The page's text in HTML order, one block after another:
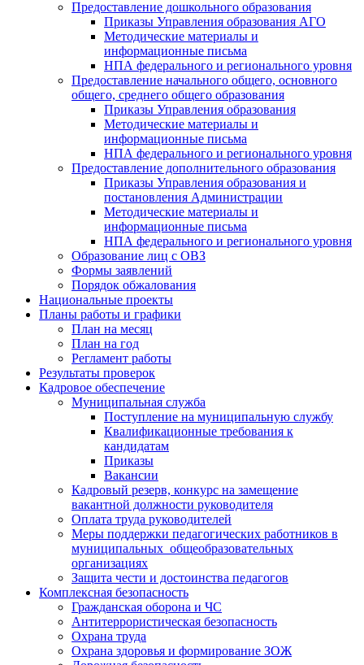
Предоставление дошкольного образования
Приказы Управления образования АГО
Методические материалы и
информационные письма
НПА федерального и регионального уровня
Предоставление начального общего, основного
общего, среднего общего образования
Приказы Управления образования
Методические материалы и
информационные письма
НПА федерального и регионального уровня
Предоставление дополнительного образования
Приказы Управления образования и
постановления Администрации
Методические материалы и
информационные письма
НПА федерального и регионального уровня
Образование лиц с ОВЗ
Формы заявлений
Порядок обжалования
Национальные проекты
Планы работы и графики
План на месяц
План на год
Регламент работы
Результаты проверок
Кадровое обеспечение
Муниципальная служба
Поступление на муниципальную службу
Квалификационные требования к
кандидатам
Приказы
Вакансии
Кадровый резерв, конкурс на замещение
вакантной должности руководителя
Оплата труда руководителей
Меры поддержки педагогических работников в
муниципальных общеобразовательных
организациях
Защита чести и достоинства педагогов
Комплексная безопасность
Гражданская оборона и ЧС
Антитеррористическая безопасность
Охрана труда
Охрана здоровья и формирование ЗОЖ